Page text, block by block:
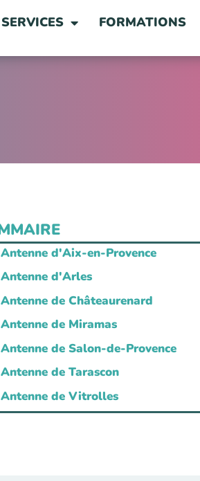
SERVICES FORMATIONS
Antenne d'Aix-en-Provence
Antenne d'Arles
Antenne de Châteaurenard
Antenne de Miramas
Antenne de Salon-de-Provence
Antenne de Tarascon
Antenne de Vitrolles